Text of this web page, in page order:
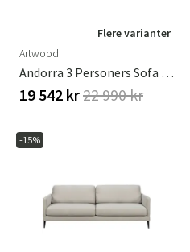
Flere varianter
Artwood
Andorra 3 Personers Sofa Hailey Shell
19 542 kr22 990 kr
-15%